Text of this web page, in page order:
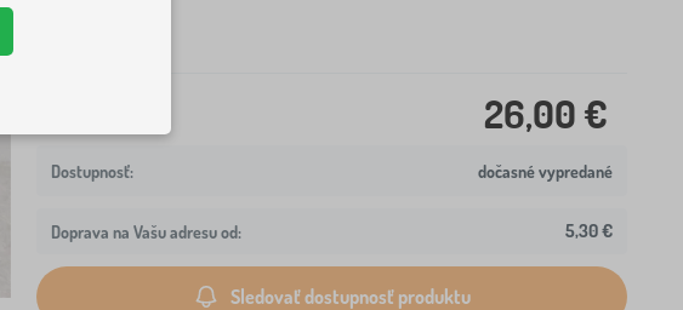
26,00 €
dočasné vypredané
Doprava na Vašu adresu od: 5,30 €
Sledovať dostupnosť produktu